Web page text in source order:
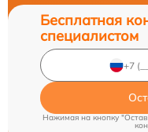
Бесплатная
специалистом
Нажимая на кнопку